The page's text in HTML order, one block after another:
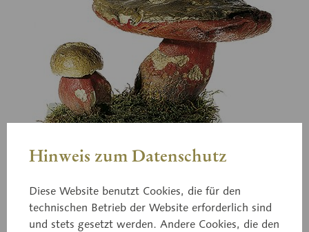
BoS 166
Hinweis zum Datenschutz
Diese Website benutzt Cookies, die für den
technischen Betrieb der Website erforderlich sind
und stets gesetzt werden. Andere Cookies, die den